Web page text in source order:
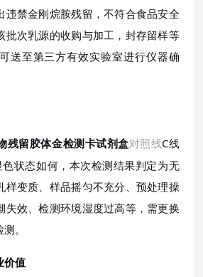
违禁金刚烷胺残留，不符合食品安全
批次乳源的收购与加工，封存留样等
送至第三方有效实验室进行仪器确
残留胶体金检测卡试剂盒对照线C线
状态如何，本次检测结果判定为无
样变质、样品摇匀不充分、预处理操
失效、检测环境湿度过高等，需更换
。
价值